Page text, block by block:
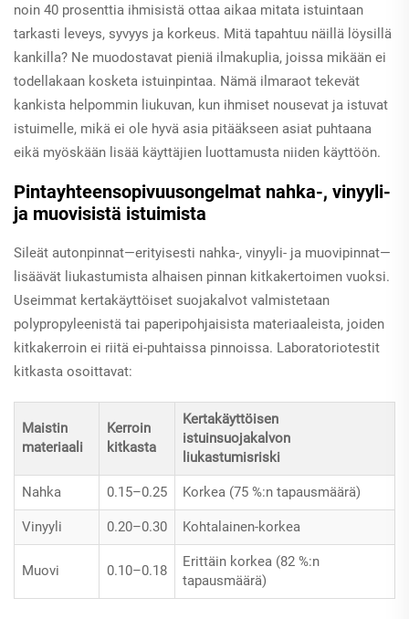
noin 40 prosenttia ihmisistä ottaa aikaa mitata istuintaan
tarkasti leveys, syvyys ja korkeus. Mitä tapahtuu näillä löysillä
kankilla? Ne muodostavat pieniä ilmakuplia, joissa mikään ei
todellakaan kosketa istuinpintaa. Nämä ilmaraot tekevät
kankista helpommin liukuvan, kun ihmiset nousevat ja istuvat
istuimelle, mikä ei ole hyvä asia pitääkseen asiat puhtaana
eikä myöskään lisää käyttäjien luottamusta niiden käyttöön.
Pintayhteensopivuusongelmat nahka-, vinyyli-
ja muovisistä istuimista
Sileät autonpinnat—erityisesti nahka-, vinyyli- ja muovipinnat—
lisäävät liukastumista alhaisen pinnan kitkakertoimen vuoksi.
Useimmat kertakäyttöiset suojakalvot valmistetaan
polypropyleenistä tai paperipohjaisista materiaaleista, joiden
kitkakerroin ei riitä ei-puhtaissa pinnoissa. Laboratoriotestit
kitkasta osoittavat:
Maistin
materiaali
Kerroin
kitkasta
Kertakäyttöisen
istuinsuojakalvon
liukastumisriski
Nahka 0.15–0.25 Korkea (75 %:n tapausmäärä)
Vinyyli 0.20–0.30 Kohtalainen-korkea
Muovi 0.10–0.18
Erittäin korkea (82 %:n
tapausmäärä)